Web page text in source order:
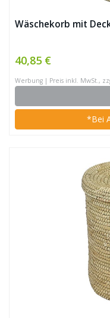
Wäschekorb mit
40,85 €
Werbung | Preis inkl. MwSt.,
*Bei